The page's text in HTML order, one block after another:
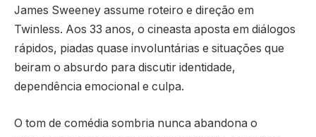
James Sweeney assume roteiro e direção em
Twinless. Aos 33 anos, o cineasta aposta em diálogos
rápidos, piadas quase involuntárias e situações que
beiram o absurdo para discutir identidade,
dependência emocional e culpa.
O tom de comédia sombria nunca abandona o